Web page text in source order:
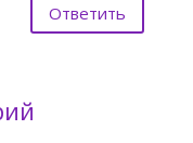
Ответить